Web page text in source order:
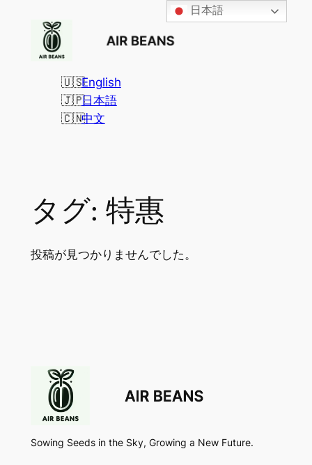
English
日本語
中文
タグ: 特惠
投稿が見つかりませんでした。
Sowing Seeds in the Sky, Growing a New Future.
日本語